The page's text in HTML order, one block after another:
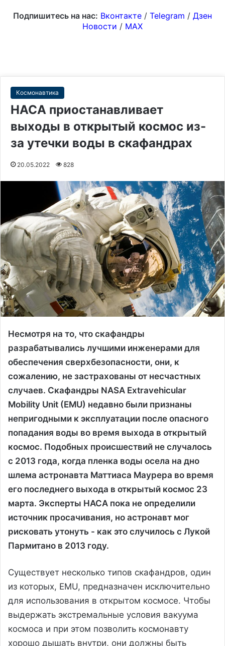
Подпишитесь на нас: Вконтакте / Telegram / Дзен
Новости / MAX